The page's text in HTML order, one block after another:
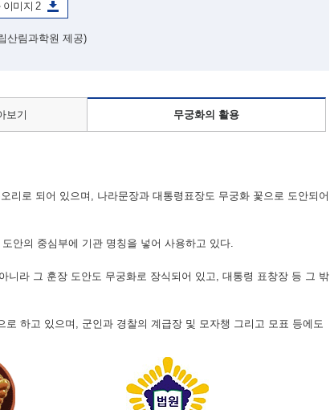
이미지 2
산림과학원 제공)
보기 무궁화의 활용
리로 되어 있으며, 나라문장과 대통령표장도 무궁화 꽃으로 도안되어
안의 중심부에 기관 명칭을 넣어 사용하고 있다.
니라 그 훈장 도안도 무궁화로 장식되어 있고, 대통령 표창장 등 그 밖
하고 있으며, 군인과 경찰의 계급장 및 모자챙 그리고 모표 등에도